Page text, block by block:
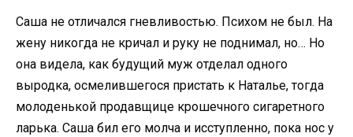
Саша не отличался гневливостью. Психом не был. На
жену никогда не кричал и руку не поднимал, но… Но
она видела, как будущий муж отделал одного
выродка, осмелившегося пристать к Наталье, тогда
молоденькой продавщице крошечного сигаретного
ларька. Саша бил его молча и исступленно, пока нос у